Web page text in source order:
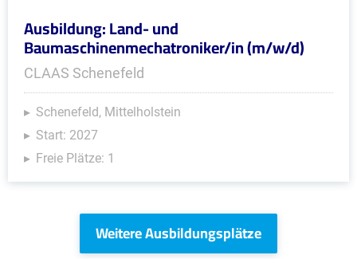
Ausbildung: Land- und
Baumaschinenmechatroniker/in (m/w/d)
CLAAS Schenefeld
Schenefeld, Mittelholstein
Start: 2027
Freie Plätze: 1
Weitere Ausbildungsplätze